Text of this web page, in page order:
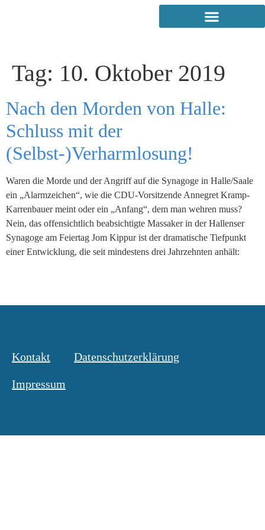
Tag: 10. Oktober 2019
Nach den Morden von Halle:
Schluss mit der
(Selbst-)Verharmlosung!
Waren die Morde und der Angriff auf die Synagoge in Halle/Saale
ein „Alarmzeichen“, wie die CDU-Vorsitzende Annegret Kramp-
Karrenbauer meint oder ein „Anfang“, dem man wehren muss?
Nein, das offensichtlich beabsichtigte Massaker in der Hallenser
Synagoge am Feiertag Jom Kippur ist der dramatische Tiefpunkt
einer Entwicklung, die seit mindestens drei Jahrzehnten anhält:
Kontakt Datenschutzerklärung
Impressum